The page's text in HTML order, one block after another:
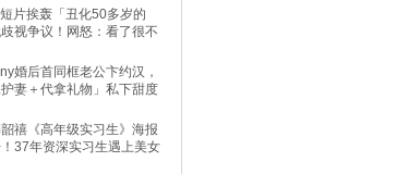
片挨轰「丑化50多岁的
视争议！网怒：看了很不
婚后首同框老公卞约汉，
妻＋代拿礼物」私下甜度
禧《高年级实习生》海报
37年资深实习生遇上美女